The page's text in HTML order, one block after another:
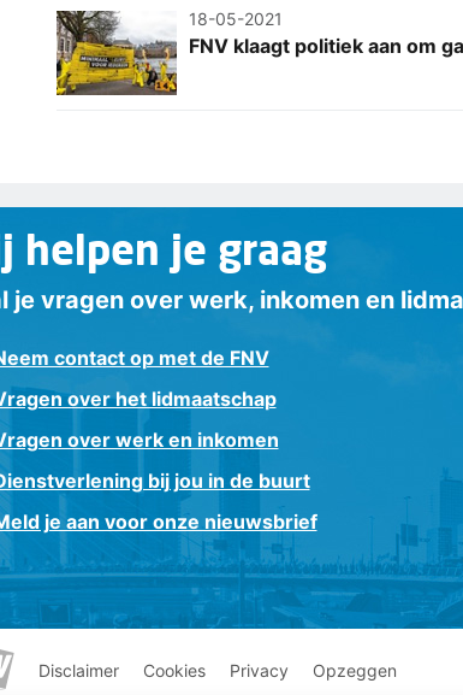
18-05-2021
FNV klaagt politiek aan om
helpen je graag
je vragen over werk, inkomen en
contact op met de FNV
over het lidmaatschap
over werk en inkomen
bij jou in de buurt
je aan voor onze nieuwsbrief
Disclaimer Cookies Privacy Opzeggen